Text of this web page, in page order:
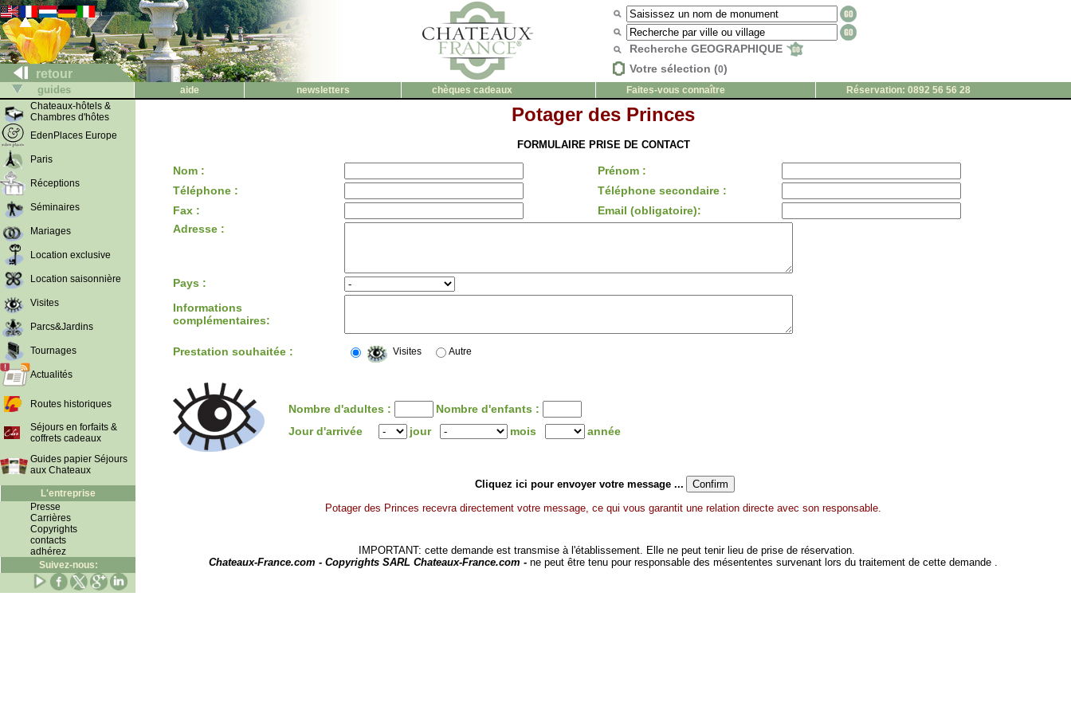
retour
Recherche GEOGRAPHIQUE
Votre sélection (0)
guides aide newsletters chèques cadeaux Faites-vous connaître
Réservation: 0892 56 56 28
Chateaux-hôtels &
Chambres d'hôtes
EdenPlaces Europe
Paris
Réceptions
Séminaires
Mariages
Location exclusive
Location saisonnière
Visites
Parcs&Jardins
Tournages
Actualités
Routes historiques
Séjours en forfaits &
coffrets cadeaux
Guides papier Séjours
aux Chateaux
L'entreprise
Presse
Carrières
Copyrights
contacts
adhérez
Suivez-nous:
Potager des Princes
FORMULAIRE PRISE DE CONTACT
Nom :
Prénom :
Téléphone :
Téléphone secondaire :
Fax :
Email (obligatoire):
Adresse :
Pays :
Informations
complémentaires:
Prestation souhaitée : Visites Autre
Nombre d'adultes :
Nombre d'enfants :
Jour d'arrivée
jour mois année
Cliquez ici pour envoyer votre message ...
Potager des Princes recevra directement votre message, ce qui vous garantit une relation directe avec son responsable.
IMPORTANT: cette demande est transmise à l'établissement. Elle ne peut tenir lieu de prise de réservation.
Chateaux-France.com - Copyrights SARL Chateaux-France.com - ne peut être tenu pour responsable des mésententes survenant lors du traitement de cette demande .